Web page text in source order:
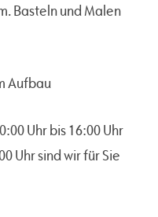
Basteln und Malen
Aufbau
Uhr bis 16:00 Uhr
Uhr sind wir für Sie